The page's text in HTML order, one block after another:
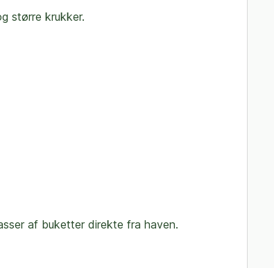
større krukker.
af buketter direkte fra haven.